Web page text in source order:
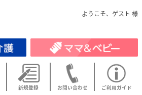
ようこそ、ゲスト 様
新規登録 お問い合わせ ご利用ガイド